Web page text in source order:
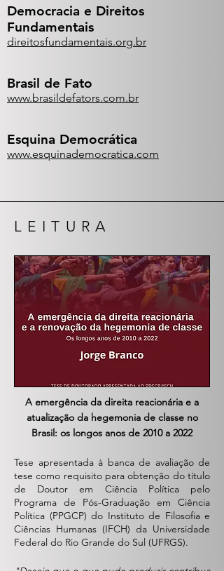
Democracia e Direitos
Fundamentais
direitosfundamentais.org.br
Brasil de Fato
www.brasildefators.com.br
Esquina Democrática
www.esquinademocratica.com
LEITURA
A emergência da direita reacionária e a
atualização da hegemonia de classe no
Brasil: os longos anos de 2010 a 2022
Tese apresentada à banca de avaliação de
tese como requisito para obtenção do título
de Doutor em Ciência Política pelo
Programa de Pós-Graduação em Ciência
Política (PPGCP) do Instituto de Filosofia e
Ciências Humanas (IFCH) da Universidade
Federal do Rio Grande do Sul (UFRGS).